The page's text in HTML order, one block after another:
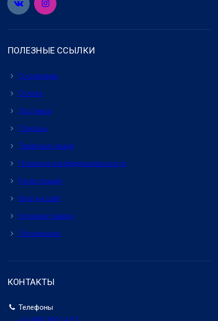
ПОЛЕЗНЫЕ ССЫЛКИ
О компании
Оплата
Доставка
Помощь
Товарные знаки
Политика конфиденциальности
Регистрация
Вход на сайт
Корзина товара
Отложенное
КОНТАКТЫ
Телефоны